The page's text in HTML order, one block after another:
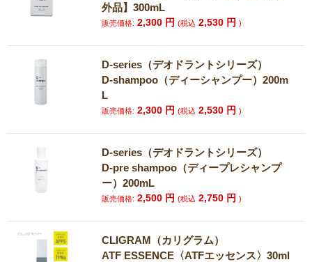
外品】300mL
販売価格: 2,300 円(税込 2,530 円)
D-series（デオドラントシリーズ）
D-shampoo（ディーシャンプー）200m
L
販売価格: 2,300 円(税込 2,530 円)
D-series（デオドラントシリーズ）
D-pre shampoo（ディープレシャンプ
ー）200mL
販売価格: 2,500 円(税込 2,750 円)
CLIGRAM（カリグラム）
ATF ESSENCE〈ATFエッセンス〉30ml